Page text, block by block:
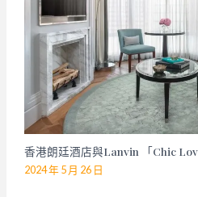
香港朗廷酒店與Lanvin 「Chic
2024 年 5 月 26 日